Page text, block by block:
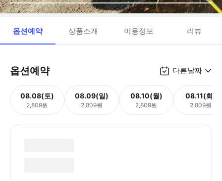
옵션예약 상품소개 이용정보 리뷰
옵션예약 다른날짜
08.08(토)
2,809원
08.09(일)
2,809원
08.10(월)
2,809원
08.11(화)
2,809원